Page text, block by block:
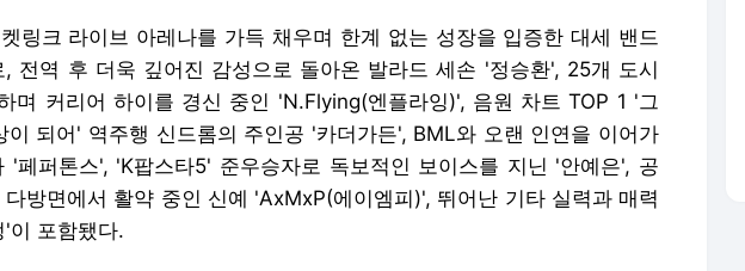
링크 라이브 아레나를 가득 채우며 한계 없는 성장을 입증한 대세 밴드
, 전역 후 더욱 깊어진 감성으로 돌아온 발라드 세손 '정승환', 25개 도시
며 커리어 하이를 경신 중인 'N.Flying(엔플라잉)', 음원 차트 TOP 1 '그
이 되어' 역주행 신드롬의 주인공 '카더가든', BML와 오랜 인연을 이어가
'페퍼톤스', 'K팝스타5' 준우승자로 독보적인 보이스를 지닌 '안예은', 공
방면에서 활약 중인 신예 'AxMxP(에이엠피)', 뛰어난 기타 실력과 매력
이 포함됐다.